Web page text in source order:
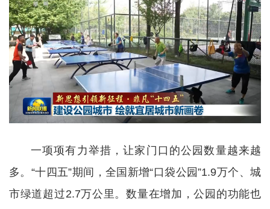
一项项有力举措，让家门口的公园数量越来越
多。“十四五”期间，全国新增“口袋公园”1.9万个、城
市绿道超过2.7万公里。数量在增加，公园的功能也